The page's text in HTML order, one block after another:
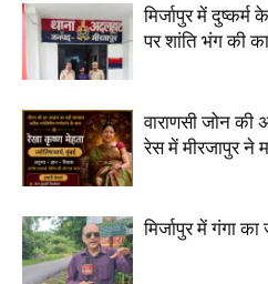
मिर्जापुर में दुष्कर्म
पर शांति भंग की
वाराणसी जोन की
रेस में मीरजापुर ने
मिर्जापुर में गंगा